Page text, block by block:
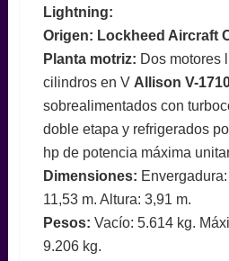
Lightning:
Origen: Lockheed Aircraft
Planta motriz: Dos motores
cilindros en V Allison V-
sobrealimentados con
doble etapa y refrigerados
hp de potencia máxima
Dimensiones:
11,53 m. Altura: 3,91 m.
Pesos: Vacío: 5.614 kg.
9.206 kg.